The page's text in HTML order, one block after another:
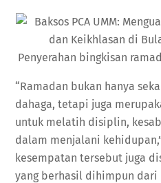
Penyerahan bingkisan
“Ramadan bukan hanya
dahaga, tetapi juga
untuk melatih disiplin,
dalam menjalani
kesempatan tersebut juga
yang berhasil dihimpun dari